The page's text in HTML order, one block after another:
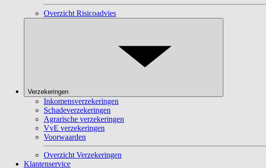
Overzicht Risicoadvies
Verzekeringen
Inkomensverzekeringen
Schadeverzekeringen
Agrarische verzekeringen
VvE verzekeringen
Voorwaarden
Overzicht Verzekeringen
Klantenservice